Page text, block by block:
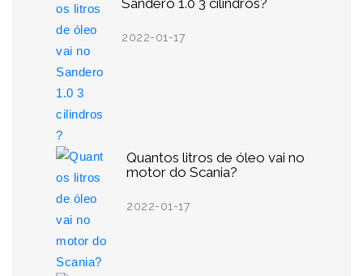
Sandero 1.0 3 cilindros?
2022-01-17
Quantos litros de óleo vai no
motor do Scania?
2022-01-17